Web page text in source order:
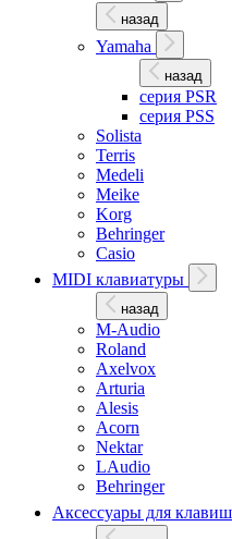
назад
Yamaha
назад
серия PSR
серия PSS
Solista
Terris
Medeli
Meike
Korg
Behringer
Casio
MIDI клавиатуры
назад
M-Audio
Roland
Axelvox
Arturia
Alesis
Acorn
Nektar
LAudio
Behringer
Аксессуары для